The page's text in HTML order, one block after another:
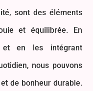
sont des éléments
et équilibrée. En
et en les intégrant
nous pouvons
de bonheur durable.